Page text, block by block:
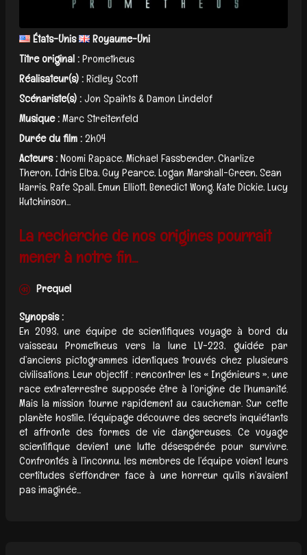
États-Unis
Royaume-Uni
Titre original :Prometheus
Réalisateur(s) :Ridley Scott
Scénariste(s) :Jon Spaihts & Damon Lindelof
Musique :Marc Streitenfeld
Durée du film :2h04
Acteurs :Noomi Rapace, Michael Fassbender, Charlize
Theron, Idris Elba, Guy Pearce, Logan Marshall-Green, Sean
Harris, Rafe Spall, Emun Elliott, Benedict Wong, Kate Dickie, Lucy
Hutchinson...
La recherche de nos origines pourrait
mener à notre fin...
Prequel
Synopsis :
En 2093, une équipe de scientifiques voyage à bord du
vaisseau Prometheus vers la lune LV-223, guidée par
d’anciens pictogrammes identiques trouvés chez plusieurs
civilisations. Leur objectif : rencontrer les « Ingénieurs », une
race extraterrestre supposée être à l’origine de l’humanité.
Mais la mission tourne rapidement au cauchemar. Sur cette
planète hostile, l’équipage découvre des secrets inquiétants
et affronte des formes de vie dangereuses. Ce voyage
scientifique devient une lutte désespérée pour survivre.
Confrontés à l’inconnu, les membres de l’équipe voient leurs
certitudes s’effondrer face à une horreur qu’ils n’avaient
pas imaginée...